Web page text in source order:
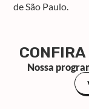
de São Paulo.
Nossa